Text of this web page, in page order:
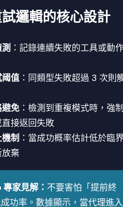
邏輯的核心設計
：記錄連續失敗的工具或動
值 ：同類型失敗超過 3 次則
免 ：檢測到重複模式時，強
接返回失敗
制 ：當成功概率估計低於臨
棄
家見解： 不要害怕「提前終
功率。數據顯示，當代理進入